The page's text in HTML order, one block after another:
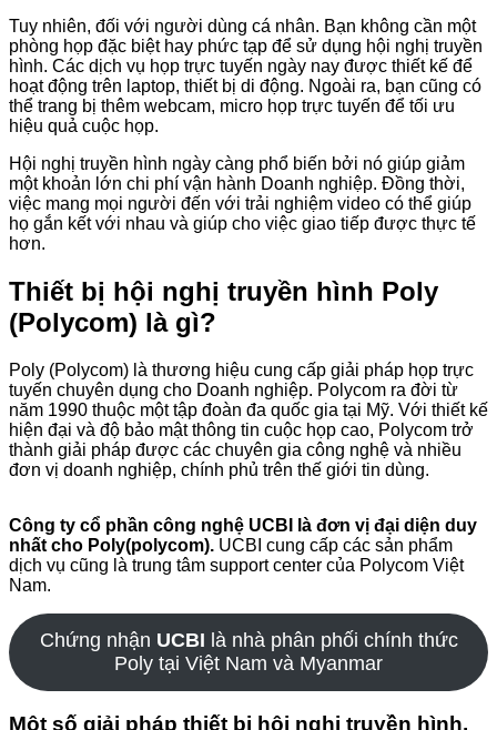
Tuy nhiên, đối với người dùng cá nhân. Bạn không cần một
phòng họp đặc biệt hay phức tạp để sử dụng hội nghị truyền
hình. Các dịch vụ họp trực tuyến ngày nay được thiết kế để
hoạt động trên laptop, thiết bị di động. Ngoài ra, bạn cũng có
thể trang bị thêm webcam, micro họp trực tuyến để tối ưu
hiệu quả cuộc họp.
Hội nghị truyền hình ngày càng phổ biến bởi nó giúp giảm
một khoản lớn chi phí vận hành Doanh nghiệp. Đồng thời,
việc mang mọi người đến với trải nghiệm video có thể giúp
họ gắn kết với nhau và giúp cho việc giao tiếp được thực tế
hơn.
Thiết bị hội nghị truyền hình Poly
(Polycom) là gì?
Poly (Polycom) là thương hiệu cung cấp giải pháp họp trực
tuyến chuyên dụng cho Doanh nghiệp. Polycom ra đời từ
năm 1990 thuộc một tập đoàn đa quốc gia tại Mỹ. Với thiết kế
hiện đại và độ bảo mật thông tin cuộc họp cao, Polycom trở
thành giải pháp được các chuyên gia công nghệ và nhiều
đơn vị doanh nghiệp, chính phủ trên thế giới tin dùng.
Công ty cổ phần công nghệ UCBI là đơn vị đại diện duy
nhất cho Poly(polycom). UCBI cung cấp các sản phẩm
dịch vụ cũng là trung tâm support center của Polycom Việt
Nam.
Chứng nhận UCBI là nhà phân phối chính thức
Poly tại Việt Nam và Myanmar
Một số giải pháp thiết bị hội nghị truyền hình,